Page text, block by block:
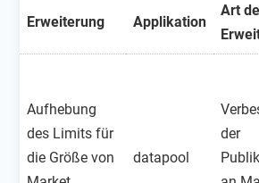
Erweiterung Applikation
Art
Aufhebung
des Limits für
die Größe von
datapool
der